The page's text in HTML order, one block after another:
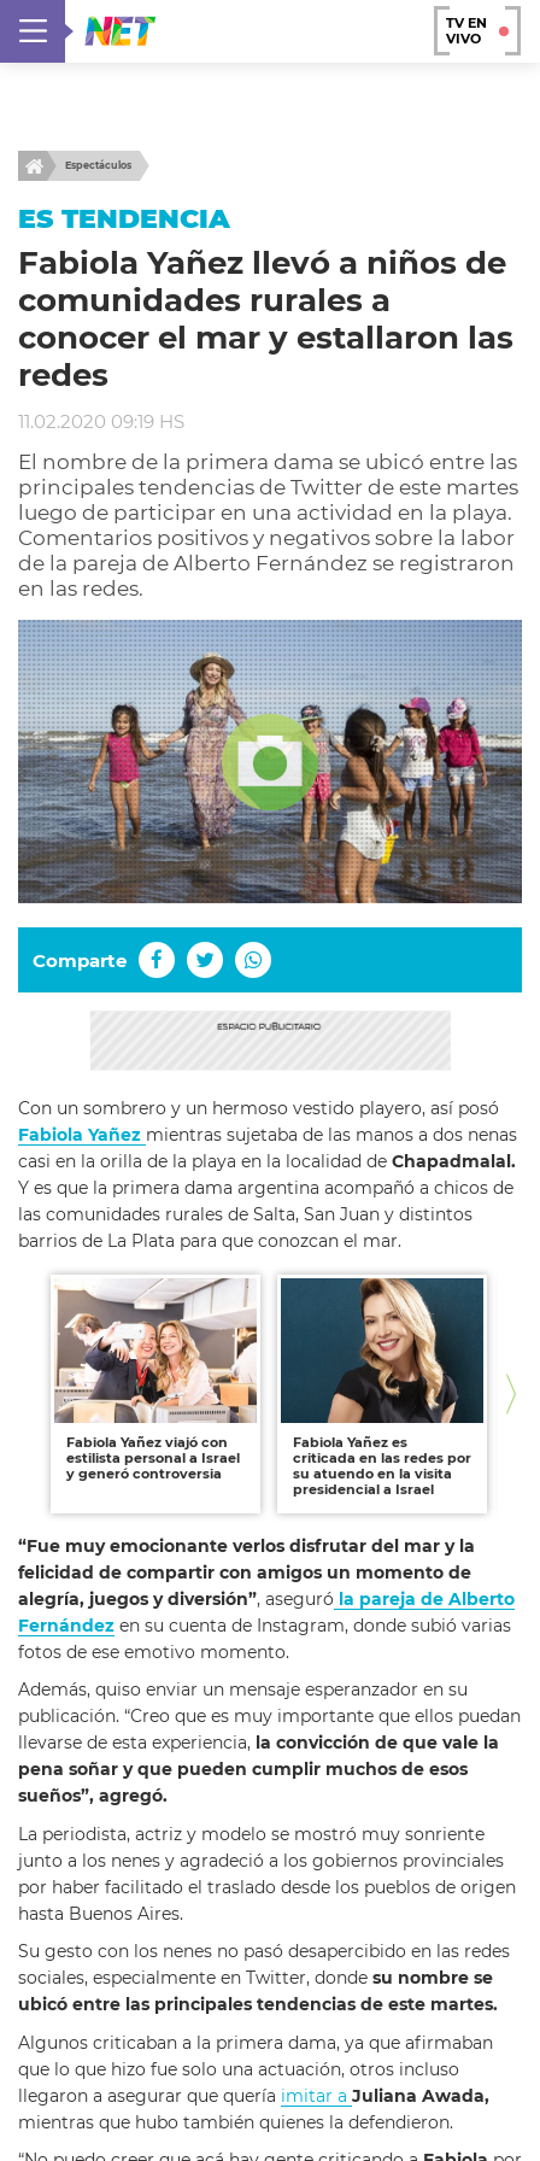
TV EN
VIVO
Espectáculos
ES TENDENCIA
Fabiola Yañez llevó a niños de
comunidades rurales a
conocer el mar y estallaron las
redes
11.02.2020 09:19 HS
El nombre de la primera dama se ubicó entre las
principales tendencias de Twitter de este martes
luego de participar en una actividad en la playa.
Comentarios positivos y negativos sobre la labor
de la pareja de Alberto Fernández se registraron
en las redes.
Comparte
Con un sombrero y un hermoso vestido playero, así posó
Fabiola Yañez mientras sujetaba de las manos a dos nenas
casi en la orilla de la playa en la localidad de Chapadmalal.
Y es que la primera dama argentina acompañó a chicos de
las comunidades rurales de Salta, San Juan y distintos
barrios de La Plata para que conozcan el mar.
Fabiola Yañez viajó con
estilista personal a Israel
y generó controversia
Fabiola Yañez es
criticada en las redes por
su atuendo en la visita
presidencial a Israel
“Fue muy emocionante verlos disfrutar del mar y la
felicidad de compartir con amigos un momento de
alegría, juegos y diversión”, aseguró la pareja de Alberto
Fernández en su cuenta de Instagram, donde subió varias
fotos de ese emotivo momento.
Además, quiso enviar un mensaje esperanzador en su
publicación. “Creo que es muy importante que ellos puedan
llevarse de esta experiencia, la convicción de que vale la
pena soñar y que pueden cumplir muchos de esos
sueños”, agregó.
La periodista, actriz y modelo se mostró muy sonriente
junto a los nenes y agradeció a los gobiernos provinciales
por haber facilitado el traslado desde los pueblos de origen
hasta Buenos Aires.
Su gesto con los nenes no pasó desapercibido en las redes
sociales, especialmente en Twitter, donde su nombre se
ubicó entre las principales tendencias de este martes.
Algunos criticaban a la primera dama, ya que afirmaban
que lo que hizo fue solo una actuación, otros incluso
llegaron a asegurar que quería imitar a Juliana Awada,
mientras que hubo también quienes la defendieron.